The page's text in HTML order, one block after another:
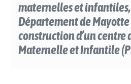
maternelles et
Département de
construction d’un centre
Maternelle et Infantile